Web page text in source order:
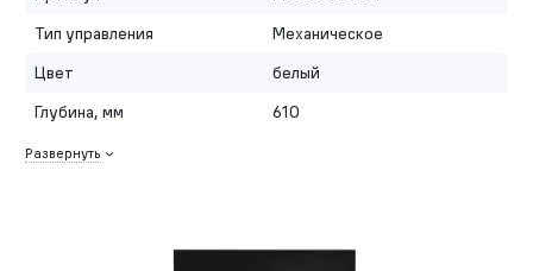
Тип управления
Механическое
Цвет
белый
Глубина, мм
610
Развернуть